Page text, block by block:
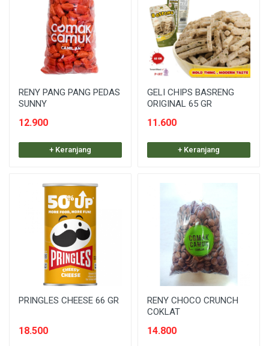
RENY PANG PANG PEDAS
SUNNY
12.900
+ Keranjang
GELI CHIPS BASRENG
ORIGINAL 65 GR
11.600
+ Keranjang
PRINGLES CHEESE 66 GR
18.500
RENY CHOCO CRUNCH
COKLAT
14.800